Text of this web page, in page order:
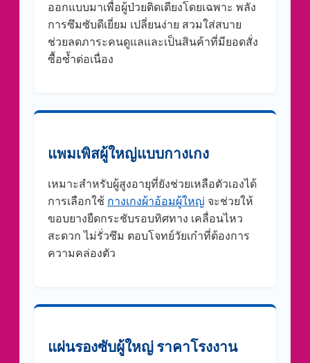
ออกแบบมาเพื่อผู้ป่วยติดเตียงโดยเฉพาะ พลัง
การซึมซับดีเยี่ยม เปลี่ยนง่าย สวมใส่สบาย
ช่วยลดภาระคนดูแลและเป็นสินค้าที่มียอดสั่ง
ซื้อซ้ำต่อเนื่อง
แพมเพิสผู้ใหญ่แบบกางเกง
เหมาะสำหรับผู้สูงอายุที่ยังช่วยเหลือตัวเองได้
การเลือกใช้ กางเกงผ้าอ้อมผู้ใหญ่ จะช่วยให้
ขอบยางยืดกระชับรอบทิศทาง เคลื่อนไหว
สะดวก ไม่รั่วซึม ตอบโจทย์วัยเก๋าที่ต้องการ
ความคล่องตัว
แผ่นรองซับผู้ใหญ่ ราคาโรงงาน